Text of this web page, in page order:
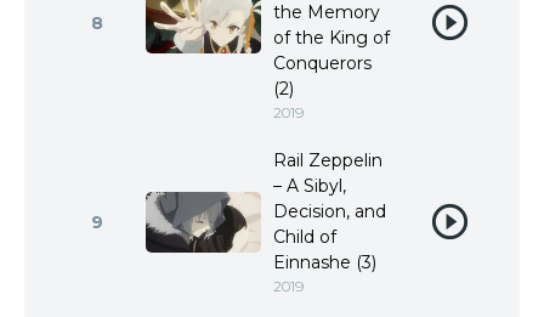
8
the Memory
of the King of
Conquerors
(2)
2019
9
Rail Zeppelin
– A Sibyl,
Decision, and
Child of
Einnashe (3)
2019